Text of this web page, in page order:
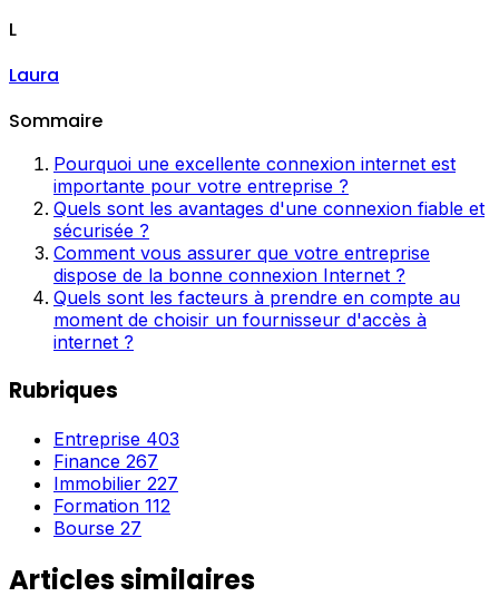
L
Laura
Sommaire
Pourquoi une excellente connexion internet est
importante pour votre entreprise ?
Quels sont les avantages d'une connexion fiable et
sécurisée ?
Comment vous assurer que votre entreprise
dispose de la bonne connexion Internet ?
Quels sont les facteurs à prendre en compte au
moment de choisir un fournisseur d'accès à
internet ?
Rubriques
Entreprise 403
Finance 267
Immobilier 227
Formation 112
Bourse 27
Articles similaires